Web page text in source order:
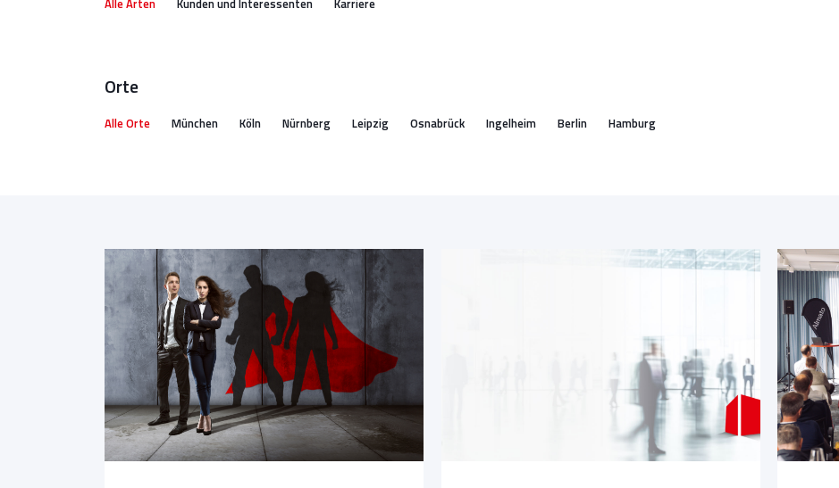
Alle Arten Kunden und Interessenten Karriere
Orte
Alle Orte München Köln Nürnberg Leipzig Osnabrück Ingelheim Berlin Hamburg